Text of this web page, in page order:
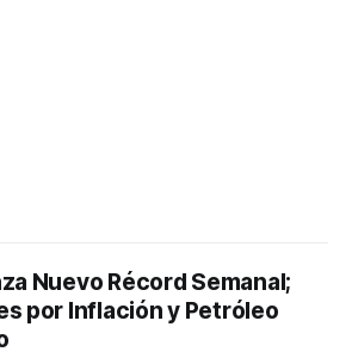
Nuevo Récord Semanal;
por Inflación y Petróleo